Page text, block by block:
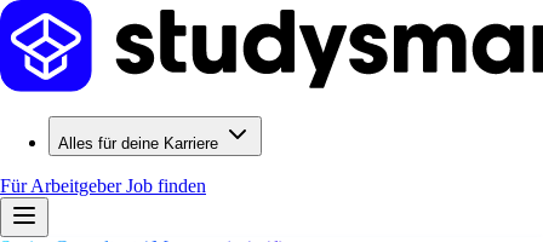
Alles für deine Karriere
Für ArbeitgeberJob finden